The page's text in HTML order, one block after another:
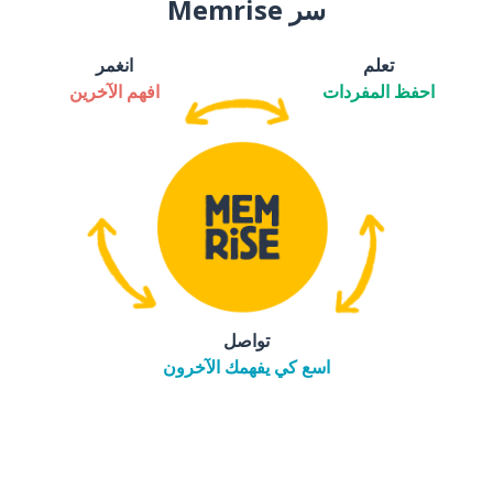
سر Memrise
تعلم
احفظ المفردات
انغمر
افهم الآخرين
تواصل
اسع كي يفهمك الآخرون